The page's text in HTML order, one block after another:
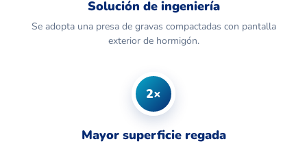
Solución de ingeniería
Se adopta una presa de gravas compactadas con pantalla
exterior de hormigón.
2×
Mayor superficie regada